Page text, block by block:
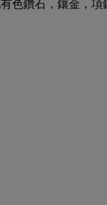
色鑽石，鑲金，項